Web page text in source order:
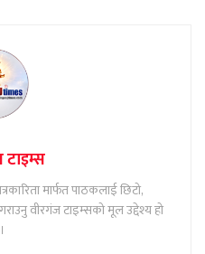
मार्फत पाठकलाई छिटो,
वीरगंज टाइम्सको मूल उद्देश्य हो
।